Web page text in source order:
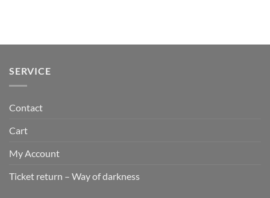
SERVICE
Contact
Cart
My Account
Ticket return – Way of darkness